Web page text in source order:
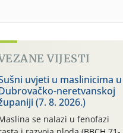
VIJESTI
uvjeti u maslinicima u
neretvanskoj
(7. 8. 2026.)
se nalazi u fenofazi